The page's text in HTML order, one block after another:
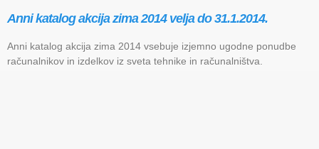
Anni katalog akcija zima 2014 velja do 31.1.2014.
Anni katalog akcija zima 2014 vsebuje izjemno ugodne ponudbe
računalnikov in izdelkov iz sveta tehnike in računalništva.